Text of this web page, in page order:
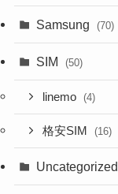
Samsung (70)
SIM (50)
linemo (4)
格安SIM (16)
Uncategorized